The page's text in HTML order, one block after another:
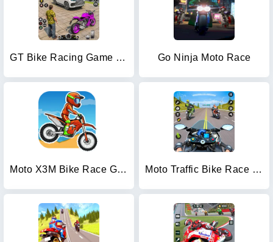
GT Bike Racing Game Moto Stunt Go Ninja Moto Race
Moto X3M Bike Race Game Moto Traffic Bike Race Game 3d